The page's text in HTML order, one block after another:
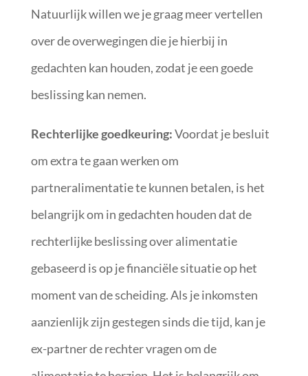
Natuurlijk willen we je graag meer vertellen
over de overwegingen die je hierbij in
gedachten kan houden, zodat je een goede
beslissing kan nemen.
Rechterlijke goedkeuring:Voordat je besluit
om extra te gaan werken om
partneralimentatie te kunnen betalen, is het
belangrijk om in gedachten houden dat de
rechterlijke beslissing over alimentatie
gebaseerd is op je financiële situatie op het
moment van de scheiding. Als je inkomsten
aanzienlijk zijn gestegen sinds die tijd, kan je
ex-partner de rechter vragen om de